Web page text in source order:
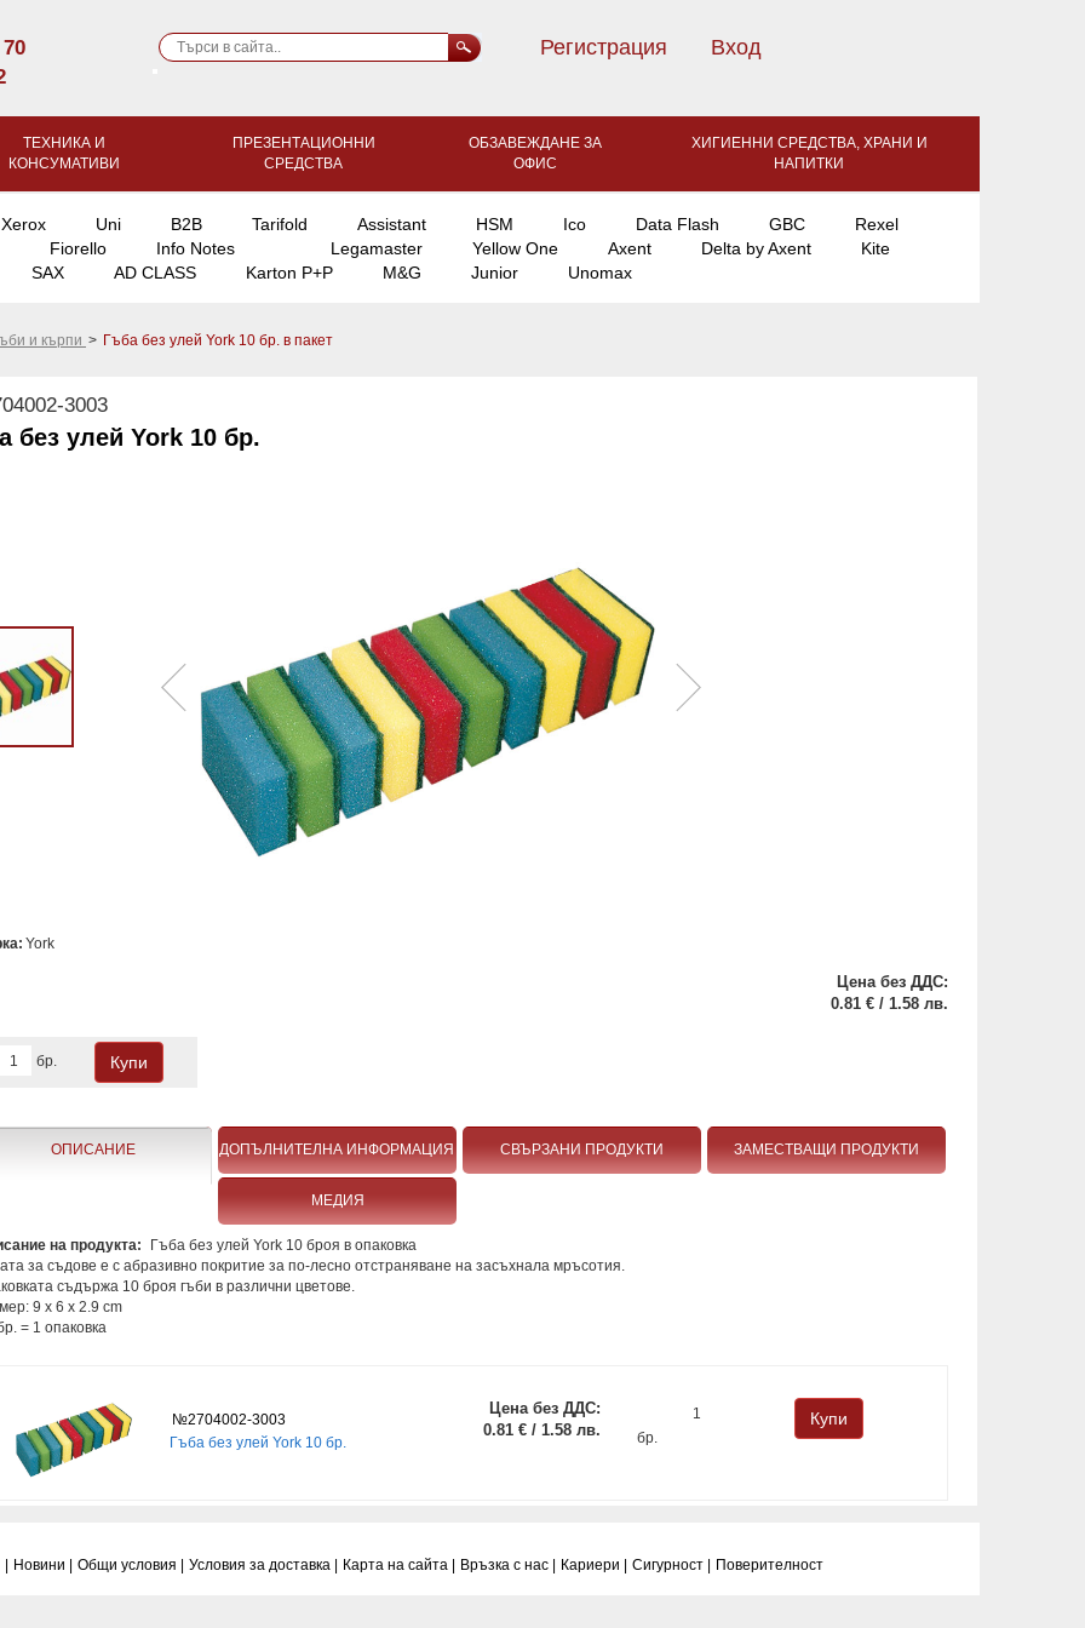
Регистрация Вход
ТЕХНИКА И
КОНСУМАТИВИ
ПРЕЗЕНТАЦИОННИ
СРЕДСТВА
ОБЗАВЕЖДАНЕ ЗА
ОФИС
ХИГИЕННИ СРЕДСТВА, ХРАНИ И
НАПИТКИ
Xerox Uni B2B Tarifold Assistant HSM Ico Data Flash GBC
Rexel
Fiorello
Info Notes Legamaster Yellow One Axent Delta by Axent
Kite
SAX
AD CLASS Karton P+P M&G Junior Unomax
и кърпи > Гъба без улей York 10 бр. в пакет
3003
без улей York 10 бр.
York
Цена без ДДС:
0.81 € / 1.58 лв.
бр.
ОПИСАНИЕ ДОПЪЛНИТЕЛНА ИНФОРМАЦИЯ СВЪРЗАНИ ПРОДУКТИ ЗАМЕСТВАЩИ ПРОДУКТИ
МЕДИЯ
на продукта:
Гъба без улей York 10 броя в опаковка
за съдове е с абразивно покритие за по-лесно отстраняване на засъхнала мръсотия.
съдържа 10 броя гъби в различни цветове.
9 х 6 х 2.9 cm
= 1 опаковка
№2704002-3003
Гъба без улей York 10 бр.
Цена без ДДС:
0.81 € / 1.58 лв.
бр.
Новини | Общи условия | Условия за доставка | Карта на сайта | Връзка с нас | Кариери | Сигурност | Поверитeлност